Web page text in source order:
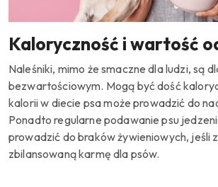
Kaloryczność i wartość
Naleśniki, mimo że smaczne dla ludzi, są
bezwartościowym. Mogą być dość
kalorii w diecie psa może prowadzić do
Ponadto regularne podawanie psu
prowadzić do braków żywieniowych, jeśli
zbilansowaną karmę dla psów.